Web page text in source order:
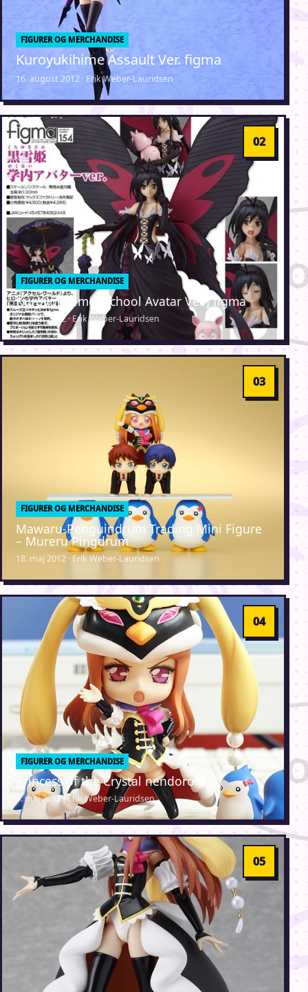
FIGURER OG MERCHANDISE
Kuroyukihime Assault Ver. figma
16. august 2012 · Erik Weber-Lauridsen
FIGURER OG MERCHANDISE
Kuroyukihime [School Avatar Ver.] figma
24. juni 2012 · Erik Weber-Lauridsen
FIGURER OG MERCHANDISE
Mawaru-Penguindrum Trading Mini Figure
– Mureru Pingdrum
18. maj 2012 · Erik Weber-Lauridsen
FIGURER OG MERCHANDISE
Princess of the Crystal nendoroid
9. maj 2012 · Erik Weber-Lauridsen